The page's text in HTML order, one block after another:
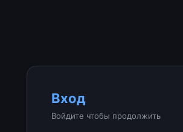
Вход
Войдите чтобы продолжить